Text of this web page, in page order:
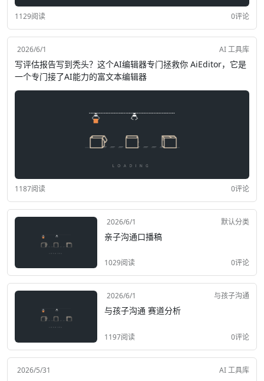
1129阅读 0评论
2026/6/1 AI 工具库
写评估报告写到秃头？这个AI编辑器专门拯救你 AiEditor，它是
一个专门接了AI能力的富文本编辑器
1187阅读 0评论
2026/6/1 默认分类
亲子沟通口播稿
1029阅读 0评论
2026/6/1 与孩子沟通
与孩子沟通 赛道分析
1197阅读 0评论
2026/5/31 AI 工具库